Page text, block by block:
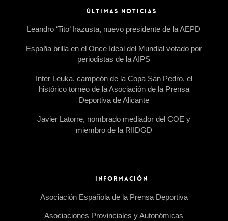
ÚLTIMAS NOTICIAS
Leandro ‘Tito’ Irazusta, nuevo presidente de la AEPD
España brilla en el Once Ideal del Mundial votado por
periodistas de la AIPS
Inter Leuka, campeón de la Copa San Pedro, el
histórico torneo de la Asociación de la Prensa
Deportiva de Alicante
Javier Latorre, nombrado mediador del COE y
miembro de la RIIDGD
INFORMACIÓN
Asociación Española de la Prensa Deportiva
Asociaciones Provinciales y Autonómicas